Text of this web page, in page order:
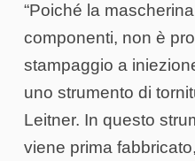
“Poiché la
componenti, non è
stampaggio a
uno strumento di
Leitner. In questo
viene prima